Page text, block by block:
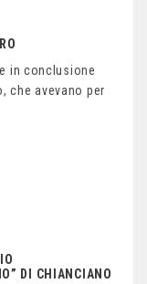
in conclusione
che avevano per
DI CHIANCIANO